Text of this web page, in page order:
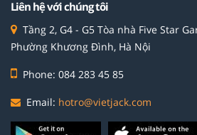
Liên hệ với chúng tôi
Tầng 2, G4 - G5 Tòa nhà Five Star
Phường Khương Đình, Hà Nội
Phone: 084 283 45 85
Email: hotro@vietjack.com